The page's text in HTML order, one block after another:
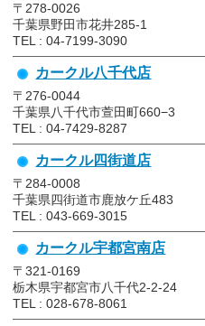
〒278-0026
千葉県野田市花井285-1
TEL : 04-7199-3090
カークル八千代店
〒276-0044
千葉県八千代市萱田町660−3
TEL : 04-7429-8287
カークル四街道店
〒284-0008
千葉県四街道市鹿放ケ丘483
TEL : 043-669-3015
カークル宇都宮南店
〒321-0169
栃木県宇都宮市八千代2-2-24
TEL : 028-678-8061